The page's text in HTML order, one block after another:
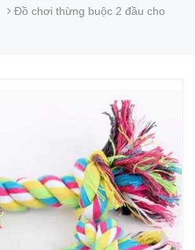
Đồ chơi thừng buộc 2 đầu cho